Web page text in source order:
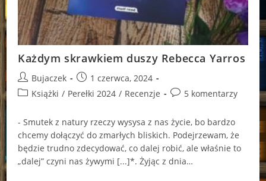
Każdym skrawkiem duszy Rebecca Yarros
Post
author:
Bujaczek
Post
published:
1 czerwca, 2024
PostKsiążki / Perełki 2024 / Recenzje
Post5 komentarzy
- Smutek z natury rzeczy wysysa z nas życie, bo bardzo
chcemy dołączyć do zmarłych bliskich. Podejrzewam, że
będzie trudno zdecydować, co dalej robić, ale właśnie to
„dalej” czyni nas żywymi [...]*. Żyjąc z dnia…